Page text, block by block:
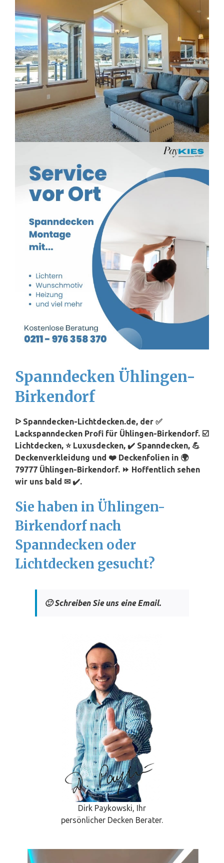
Spanndecken Ühlingen-
Birkendorf
ᐅ Spanndecken-Lichtdecken.de, der ✅
Lackspanndecken Profi für Ühlingen-Birkendorf. ☑️
Lichtdecken, ⭐ Luxusdecken, ✔️ Spanndecken, 💪
Deckenverkleidung und ❤️ Deckenfolien in 🌍
79777 Ühlingen-Birkendorf. ⏩ Hoffentlich sehen
wir uns bald ✉ ✔️.
Sie haben in Ühlingen-
Birkendorf nach
Spanndecken oder
Lichtdecken gesucht?
🙂 Schreiben Sie uns eine Email.
Dirk Paykowski, Ihr
persönlicher Decken Berater.